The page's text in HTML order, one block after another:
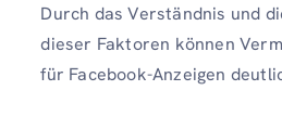
Durch das Verständnis und
dieser Faktoren können
für Facebook-Anzeigen